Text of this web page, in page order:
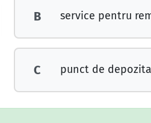
B service pentru
C punct de